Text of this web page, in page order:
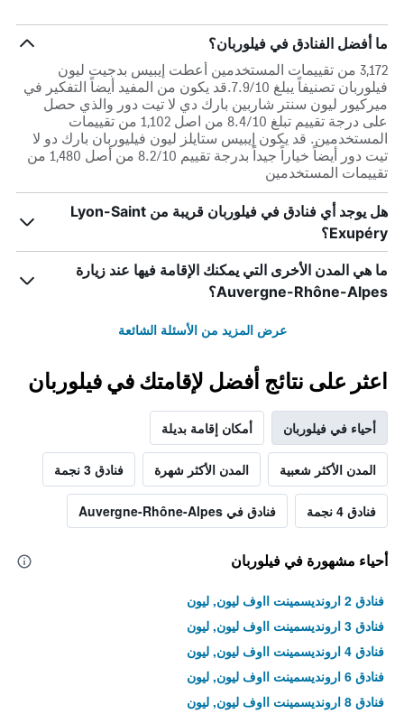
ما أفضل الفنادق في فيلوربان؟
3,172 من تقييمات المستخدمين أعطت إيبيس بدجيت ليون
فيلوربان تصنيفاً يبلغ 7.9/10.قد يكون من المفيد أيضاً التفكير في
ميركيور ليون سنتر شاربين بارك دي لا تيت دور والذي حصل
على درجة تقييم تبلغ 8.4/10 من اصل 1,102 من تقييمات
المستخدمين. قد يكون إيبيس ستايلز ليون فيليوربان بارك دو لا
تيت دور أيضاً خياراً جيداً بدرجة تقييم 8.2/10 من أصل 1,480 من
تقييمات المستخدمين
هل يوجد أي فنادق في فيلوربان قريبة من Lyon-Saint
Exupéry؟
ما هي المدن الأخرى التي يمكنك الإقامة فيها عند زيارة
Auvergne-Rhône-Alpes؟
عرض المزيد من الأسئلة الشائعة
اعثر على نتائج أفضل لإقامتك في فيلوربان
أحياء في فيلوربان أمكان إقامة بديلة
المدن الأكثر شعبية المدن الأكثر شهرة فنادق 3 نجمة
فنادق 4 نجمة فنادق في Auvergne-Rhône-Alpes
أحياء مشهورة في فيلوربان
فنادق 2 ارونديسمينت ااوف ليون, ليون
فنادق 3 ارونديسمينت ااوف ليون, ليون
فنادق 4 ارونديسمينت ااوف ليون, ليون
فنادق 6 ارونديسمينت ااوف ليون, ليون
فنادق 8 ارونديسمينت ااوف ليون, ليون